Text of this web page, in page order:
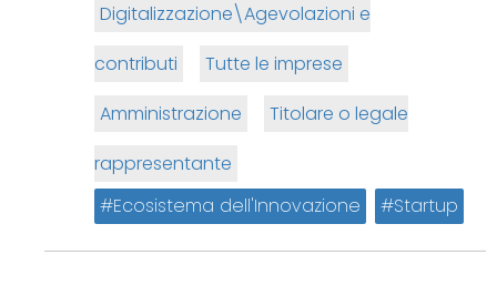
Digitalizzazione\Agevolazioni e
contributi
Tutte le imprese
Amministrazione
Titolare o legale
rappresentante
Ecosistema dell'Innovazione
Startup